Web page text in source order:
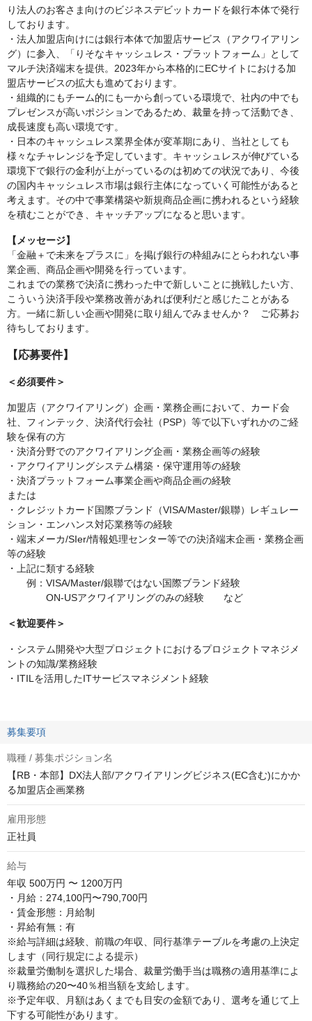
り法人のお客さま向けのビジネスデビットカードを銀行本体で発行
しております。
・法人加盟店向けには銀行本体で加盟店サービス（アクワイアリン
グ）に参入、「りそなキャッシュレス・プラットフォーム」として
マルチ決済端末を提供。2023年から本格的にECサイトにおける加
盟店サービスの拡大も進めております。
・組織的にもチーム的にも一から創っている環境で、社内の中でも
プレゼンスが高いポジションであるため、裁量を持って活動でき、
成長速度も高い環境です。
・日本のキャッシュレス業界全体が変革期にあり、当社としても
様々なチャレンジを予定しています。キャッシュレスが伸びている
環境下で銀行の金利が上がっているのは初めての状況であり、今後
の国内キャッシュレス市場は銀行主体になっていく可能性があると
考えます。その中で事業構築や新規商品企画に携われるという経験
を積むことができ、キャッチアップになると思います。
【メッセージ】
「金融＋で未来をプラスに」を掲げ銀行の枠組みにとらわれない事
業企画、商品企画や開発を行っています。
これまでの業務で決済に携わった中で新しいことに挑戦したい方、
こういう決済手段や業務改善があれば便利だと感じたことがある
方。一緒に新しい企画や開発に取り組んでみませんか？ ご応募お
待ちしております。
【応募要件】
＜必須要件＞
加盟店（アクワイアリング）企画・業務企画において、カード会
社、フィンテック、決済代行会社（PSP）等で以下いずれかのご経
験を保有の方
・決済分野でのアクワイアリング企画・業務企画等の経験
・アクワイアリングシステム構築・保守運用等の経験
・決済プラットフォーム事業企画や商品企画の経験
または
・クレジットカード国際ブランド（VISA/Master/銀聯）レギュレー
ション・エンハンス対応業務等の経験
・端末メーカ/SIer/情報処理センター等での決済端末企画・業務企画
等の経験
・上記に類する経験
例：VISA/Master/銀聯ではない国際ブランド経験
ON-USアクワイアリングのみの経験 など
＜歓迎要件＞
・システム開発や大型プロジェクトにおけるプロジェクトマネジメ
ントの知識/業務経験
・ITILを活用したITサービスマネジメント経験
募集要項
職種 / 募集ポジション名
【RB・本部】DX法人部/アクワイアリングビジネス(EC含む)にかか
る加盟店企画業務
雇用形態
正社員
給与
年収 500万円 〜 1200万円
・月給：274,100円〜790,700円
・賃金形態：月給制
・昇給有無：有
※給与詳細は経験、前職の年収、同行基準テーブルを考慮の上決定
します（同行規定による提示）
※裁量労働制を選択した場合、裁量労働手当は職務の適用基準によ
り職務給の20〜40％相当額を支給します。
※予定年収、月額はあくまでも目安の金額であり、選考を通じて上
下する可能性があります。